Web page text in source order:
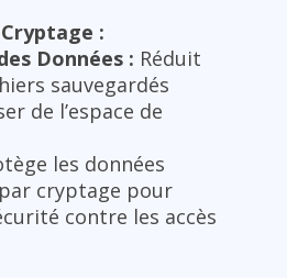
:
Données : Réduit
sauvegardés
de l’espace de
les données
cryptage pour
contre les accès